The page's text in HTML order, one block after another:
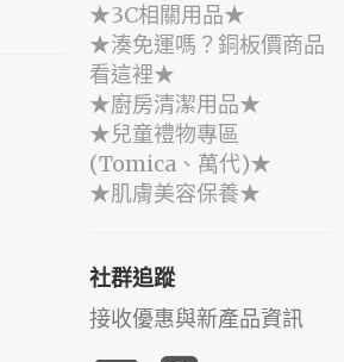
★3C相關用品★
★湊免運嗎？銅板價商品
看這裡★
★廚房清潔用品★
★兒童禮物專區
(Tomica、萬代)★
★肌膚美容保養★
社群追蹤
接收優惠與新產品資訊